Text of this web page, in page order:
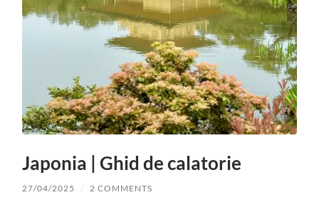
Japonia | Ghid de calatorie
27/04/2025 / 2 COMMENTS